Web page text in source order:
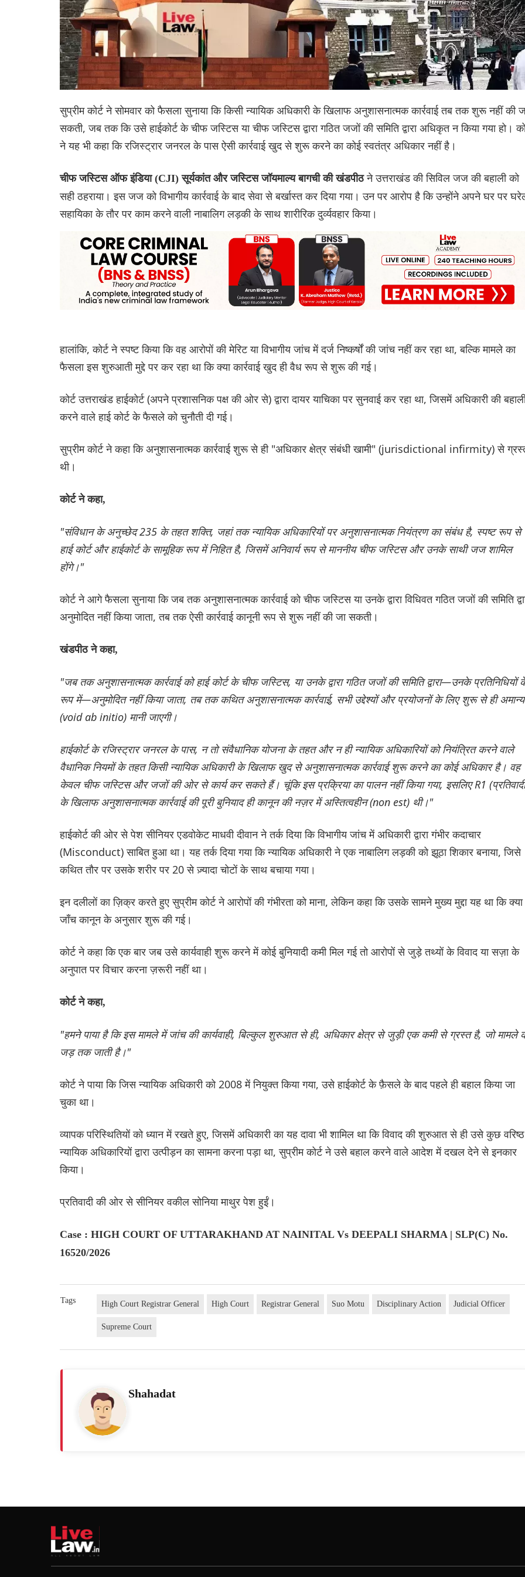
सुप्रीम कोर्ट ने सोमवार को फैसला सुनाया कि किसी न्यायिक अधिकारी के खिलाफ अनुशासनात्मक कार्रवाई तब तक शुरू नहीं की
सकती, जब तक कि उसे हाईकोर्ट के चीफ जस्टिस या चीफ जस्टिस द्वारा गठित जजों की समिति द्वारा अधिकृत न किया गया हो।
ने यह भी कहा कि रजिस्ट्रार जनरल के पास ऐसी कार्रवाई खुद से शुरू करने का कोई स्वतंत्र अधिकार नहीं है।
चीफ जस्टिस ऑफ इंडिया (CJI) सूर्यकांत और जस्टिस जॉयमाल्य बागची की खंडपीठने उत्तराखंड की सिविल जज की बहाली को
सही ठहराया। इस जज को विभागीय कार्रवाई के बाद सेवा से बर्खास्त कर दिया गया। उन पर आरोप है कि उन्होंने अपने घर पर
सहायिका के तौर पर काम करने वाली नाबालिग लड़की के साथ शारीरिक दुर्व्यवहार किया।
हालांकि, कोर्ट ने स्पष्ट किया कि वह आरोपों की मेरिट या विभागीय जांच में दर्ज निष्कर्षों की जांच नहीं कर रहा था, बल्कि मामले का
फैसला इस शुरुआती मुद्दे पर कर रहा था कि क्या कार्रवाई खुद ही वैध रूप से शुरू की गई।
कोर्ट उत्तराखंड हाईकोर्ट (अपने प्रशासनिक पक्ष की ओर से) द्वारा दायर याचिका पर सुनवाई कर रहा था, जिसमें अधिकारी की
करने वाले हाई कोर्ट के फैसले को चुनौती दी गई।
सुप्रीम कोर्ट ने कहा कि अनुशासनात्मक कार्रवाई शुरू से ही "अधिकार क्षेत्र संबंधी खामी" (jurisdictional infirmity) से
थी।
कोर्ट ने कहा,
"संविधान के अनुच्छेद 235 के तहत शक्ति, जहां तक ​​न्यायिक अधिकारियों पर अनुशासनात्मक नियंत्रण का संबंध है, स्पष्ट रूप से
हाई कोर्ट और हाईकोर्ट के सामूहिक रूप में निहित है, जिसमें अनिवार्य रूप से माननीय चीफ जस्टिस और उनके साथी जज शामिल
होंगे।"
कोर्ट ने आगे फैसला सुनाया कि जब तक अनुशासनात्मक कार्रवाई को चीफ जस्टिस या उनके द्वारा विधिवत गठित जजों की समिति
अनुमोदित नहीं किया जाता, तब तक ऐसी कार्रवाई कानूनी रूप से शुरू नहीं की जा सकती।
खंडपीठ ने कहा,
"जब तक अनुशासनात्मक कार्रवाई को हाई कोर्ट के चीफ जस्टिस, या उनके द्वारा गठित जजों की समिति द्वारा—उनके प्रतिनिधियों
रूप में—अनुमोदित नहीं किया जाता, तब तक कथित अनुशासनात्मक कार्रवाई, सभी उद्देश्यों और प्रयोजनों के लिए शुरू से ही अमान्य
(void ab initio) मानी जाएगी।
हाईकोर्ट के रजिस्ट्रार जनरल के पास, न तो संवैधानिक योजना के तहत और न ही न्यायिक अधिकारियों को नियंत्रित करने वाले
वैधानिक नियमों के तहत किसी न्यायिक अधिकारी के खिलाफ खुद से अनुशासनात्मक कार्रवाई शुरू करने का कोई अधिकार है। वह
केवल चीफ जस्टिस और जजों की ओर से कार्य कर सकते हैं। चूंकि इस प्रक्रिया का पालन नहीं किया गया, इसलिए R1
के खिलाफ अनुशासनात्मक कार्रवाई की पूरी बुनियाद ही कानून की नज़र में अस्तित्वहीन (non est) थी।"
हाईकोर्ट की ओर से पेश सीनियर एडवोकेट माधवी दीवान ने तर्क दिया कि विभागीय जांच में अधिकारी द्वारा गंभीर कदाचार
(Misconduct) साबित हुआ था। यह तर्क दिया गया कि न्यायिक अधिकारी ने एक नाबालिग लड़की को झूठा शिकार बनाया, जिसे
कथित तौर पर उसके शरीर पर 20 से ज़्यादा चोटों के साथ बचाया गया।
इन दलीलों का ज़िक्र करते हुए सुप्रीम कोर्ट ने आरोपों की गंभीरता को माना, लेकिन कहा कि उसके सामने मुख्य मुद्दा यह था कि क्या
जाँच कानून के अनुसार शुरू की गई।
कोर्ट ने कहा कि एक बार जब उसे कार्यवाही शुरू करने में कोई बुनियादी कमी मिल गई तो आरोपों से जुड़े तथ्यों के विवाद या सज़ा के
अनुपात पर विचार करना ज़रूरी नहीं था।
कोर्ट ने कहा,
"हमने पाया है कि इस मामले में जांच की कार्यवाही, बिल्कुल शुरुआत से ही, अधिकार क्षेत्र से जुड़ी एक कमी से ग्रस्त है, जो मामले
जड़ तक जाती है।"
कोर्ट ने पाया कि जिस न्यायिक अधिकारी को 2008 में नियुक्त किया गया, उसे हाईकोर्ट के फ़ैसले के बाद पहले ही बहाल किया जा
चुका था।
व्यापक परिस्थितियों को ध्यान में रखते हुए, जिसमें अधिकारी का यह दावा भी शामिल था कि विवाद की शुरुआत से ही उसे कुछ वरिष्ठ
न्यायिक अधिकारियों द्वारा उत्पीड़न का सामना करना पड़ा था, सुप्रीम कोर्ट ने उसे बहाल करने वाले आदेश में दखल देने से इनकार
किया।
प्रतिवादी की ओर से सीनियर वकील सोनिया माथुर पेश हुईं।
Case : HIGH COURT OF UTTARAKHAND AT NAINITAL Vs DEEPALI SHARMA | SLP(C) No.
16520/2026
Tags High Court Registrar General High Court Registrar General Suo Motu Disciplinary Action Judicial Officer
Supreme Court
Shahadat